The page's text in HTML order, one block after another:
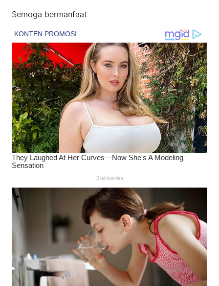
Semoga bermanfaat